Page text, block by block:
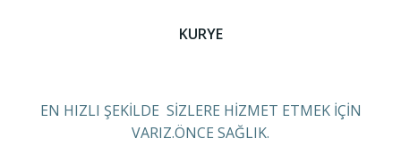
KURYE
EN HIZLI ŞEKİLDE SİZLERE HİZMET ETMEK İÇİN
VARIZ.ÖNCE SAĞLIK.